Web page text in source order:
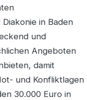
in Baden
und
Angeboten
damit
und Konfliktlagen
30.000 Euro in